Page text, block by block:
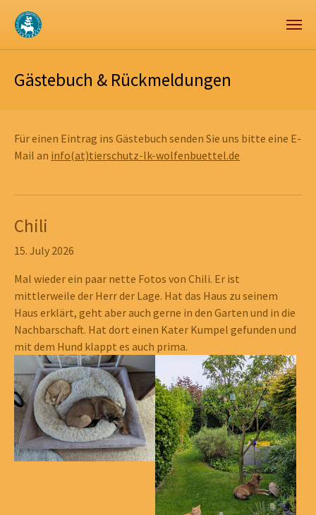
Zum Hauptinhalt springen
Skip to page footer
Gästebuch & Rückmeldungen
Für einen Eintrag ins Gästebuch senden Sie uns bitte eine E-
Mail an info(at)tierschutz-lk-wolfenbuettel.de
Chili
15. July 2026
Mal wieder ein paar nette Fotos von Chili. Er ist
mittlerweile der Herr der Lage. Hat das Haus zu seinem
Haus erklärt, geht aber auch gerne in den Garten und in die
Nachbarschaft. Hat dort einen Kater Kumpel gefunden und
mit dem Hund klappt es auch prima.